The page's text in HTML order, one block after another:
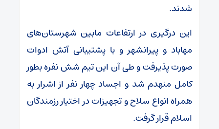
شدند.
این درگیری در ارتفاعات مابین شهرستان‌های
مهاباد و پیرانشهر و با پشتیبانی آتش ادوات
صورت پذیرفت و طی آن این تیم شش نفره بطور
کامل منهدم شد و اجساد چهار نفر از اشرار به
همراه انواع سلاح و تجهیزات در اختیار رزمندگان
اسلام قرار گرفت.